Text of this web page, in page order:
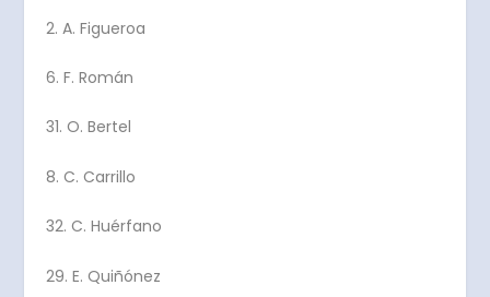
2. A. Figueroa
6. F. Román
31. O. Bertel
8. C. Carrillo
32. C. Huérfano
29. E. Quiñónez